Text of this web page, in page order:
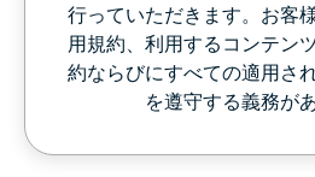
行っていただきます。お客
用規約、利用するコンテン
約ならびにすべての適用さ
を遵守する義務が